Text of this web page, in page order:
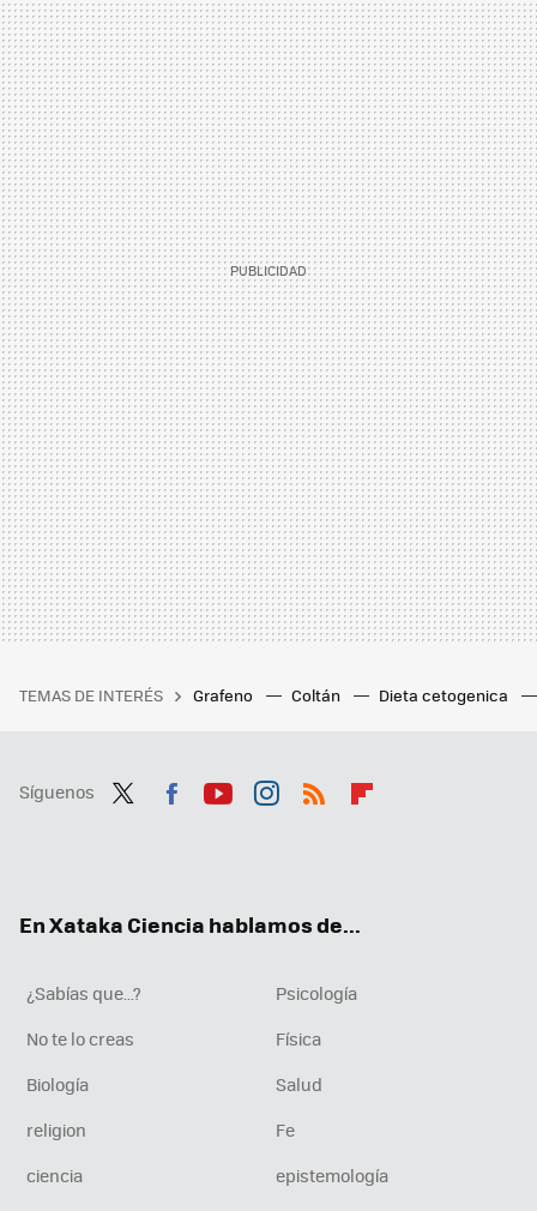
TEMAS DE INTERÉS Grafeno Coltán Dieta cetogenica
Síguenos
En Xataka Ciencia hablamos de...
¿Sabías que...?
Psicología
No te lo creas
Física
Biología
Salud
religion
Fe
ciencia
epistemología